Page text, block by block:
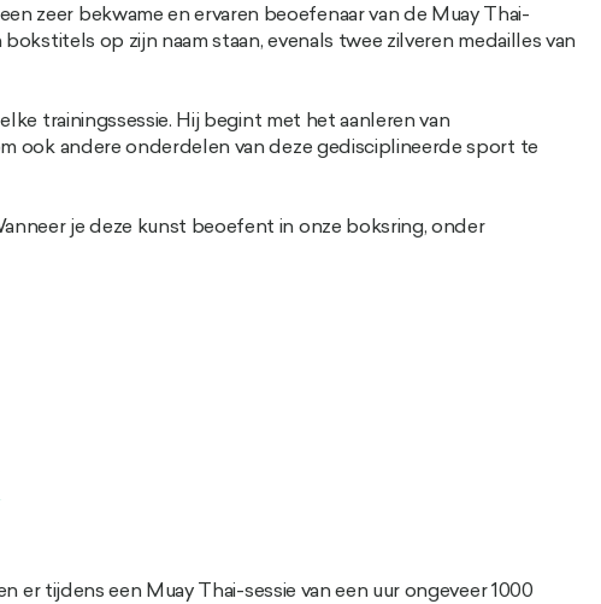
zeer bekwame en ervaren beoefenaar van de Muay Thai-
op zijn naam staan, evenals twee zilveren medailles van
trainingssessie. Hij begint met het aanleren van
ook andere onderdelen van deze gedisciplineerde sport te
je deze kunst beoefent in onze boksring, onder
tijdens een Muay Thai-sessie van een uur ongeveer 1000